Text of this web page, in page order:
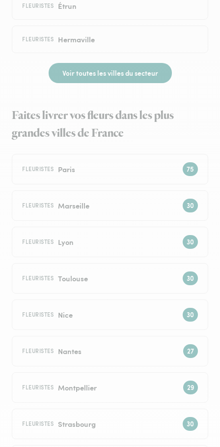
FLEURISTES Étrun
FLEURISTES Hermaville
Voir toutes les villes du secteur
Faites livrer vos fleurs dans les plus
grandes villes de France
FLEURISTES Paris
FLEURISTES Marseille
FLEURISTES Lyon
FLEURISTES Toulouse
FLEURISTES Nice
FLEURISTES Nantes
FLEURISTES Montpellier
FLEURISTES Strasbourg